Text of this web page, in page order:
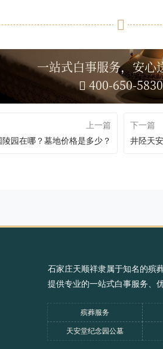
一站式白事服务，安心
400-650-5830
上一篇
园在哪？墓地价格是多少？
下一篇
井陉天
石家庄天顺祥隶属于知名的殡
提供专业的一站式白事服务、
殡葬服务
天安堂纪念园公墓